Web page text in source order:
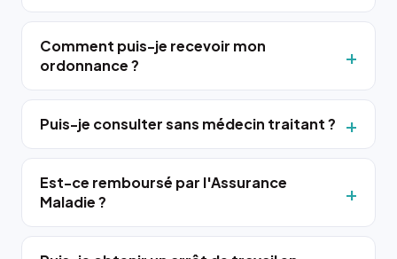
Comment puis-je recevoir mon
ordonnance ?
Puis-je consulter sans médecin traitant ?
Est-ce remboursé par l'Assurance
Maladie ?